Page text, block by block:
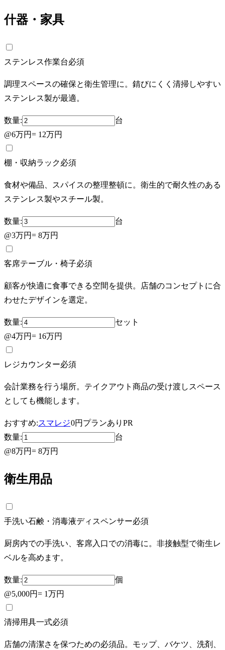
什器・家具
ステンレス作業台必須
調理スペースの確保と衛生管理に。錆びにくく清掃しやすい
ステンレス製が最適。
数量:
台
@6万円= 12万円
棚・収納ラック必須
食材や備品、スパイスの整理整頓に。衛生的で耐久性のある
ステンレス製やスチール製。
数量:
台
@3万円= 8万円
客席テーブル・椅子必須
顧客が快適に食事できる空間を提供。店舗のコンセプトに合
わせたデザインを選定。
数量:
セット
@4万円= 16万円
レジカウンター必須
会計業務を行う場所。テイクアウト商品の受け渡しスペース
としても機能します。
おすすめ:スマレジ0円プランあり PR
数量:
台
@8万円= 8万円
衛生用品
手洗い石鹸・消毒液ディスペンサー必須
厨房内での手洗い、客席入口での消毒に。非接触型で衛生レ
ベルを高めます。
数量:
個
@5,000円= 1万円
清掃用具一式必須
店舗の清潔さを保つための必須品。モップ、バケツ、洗剤、